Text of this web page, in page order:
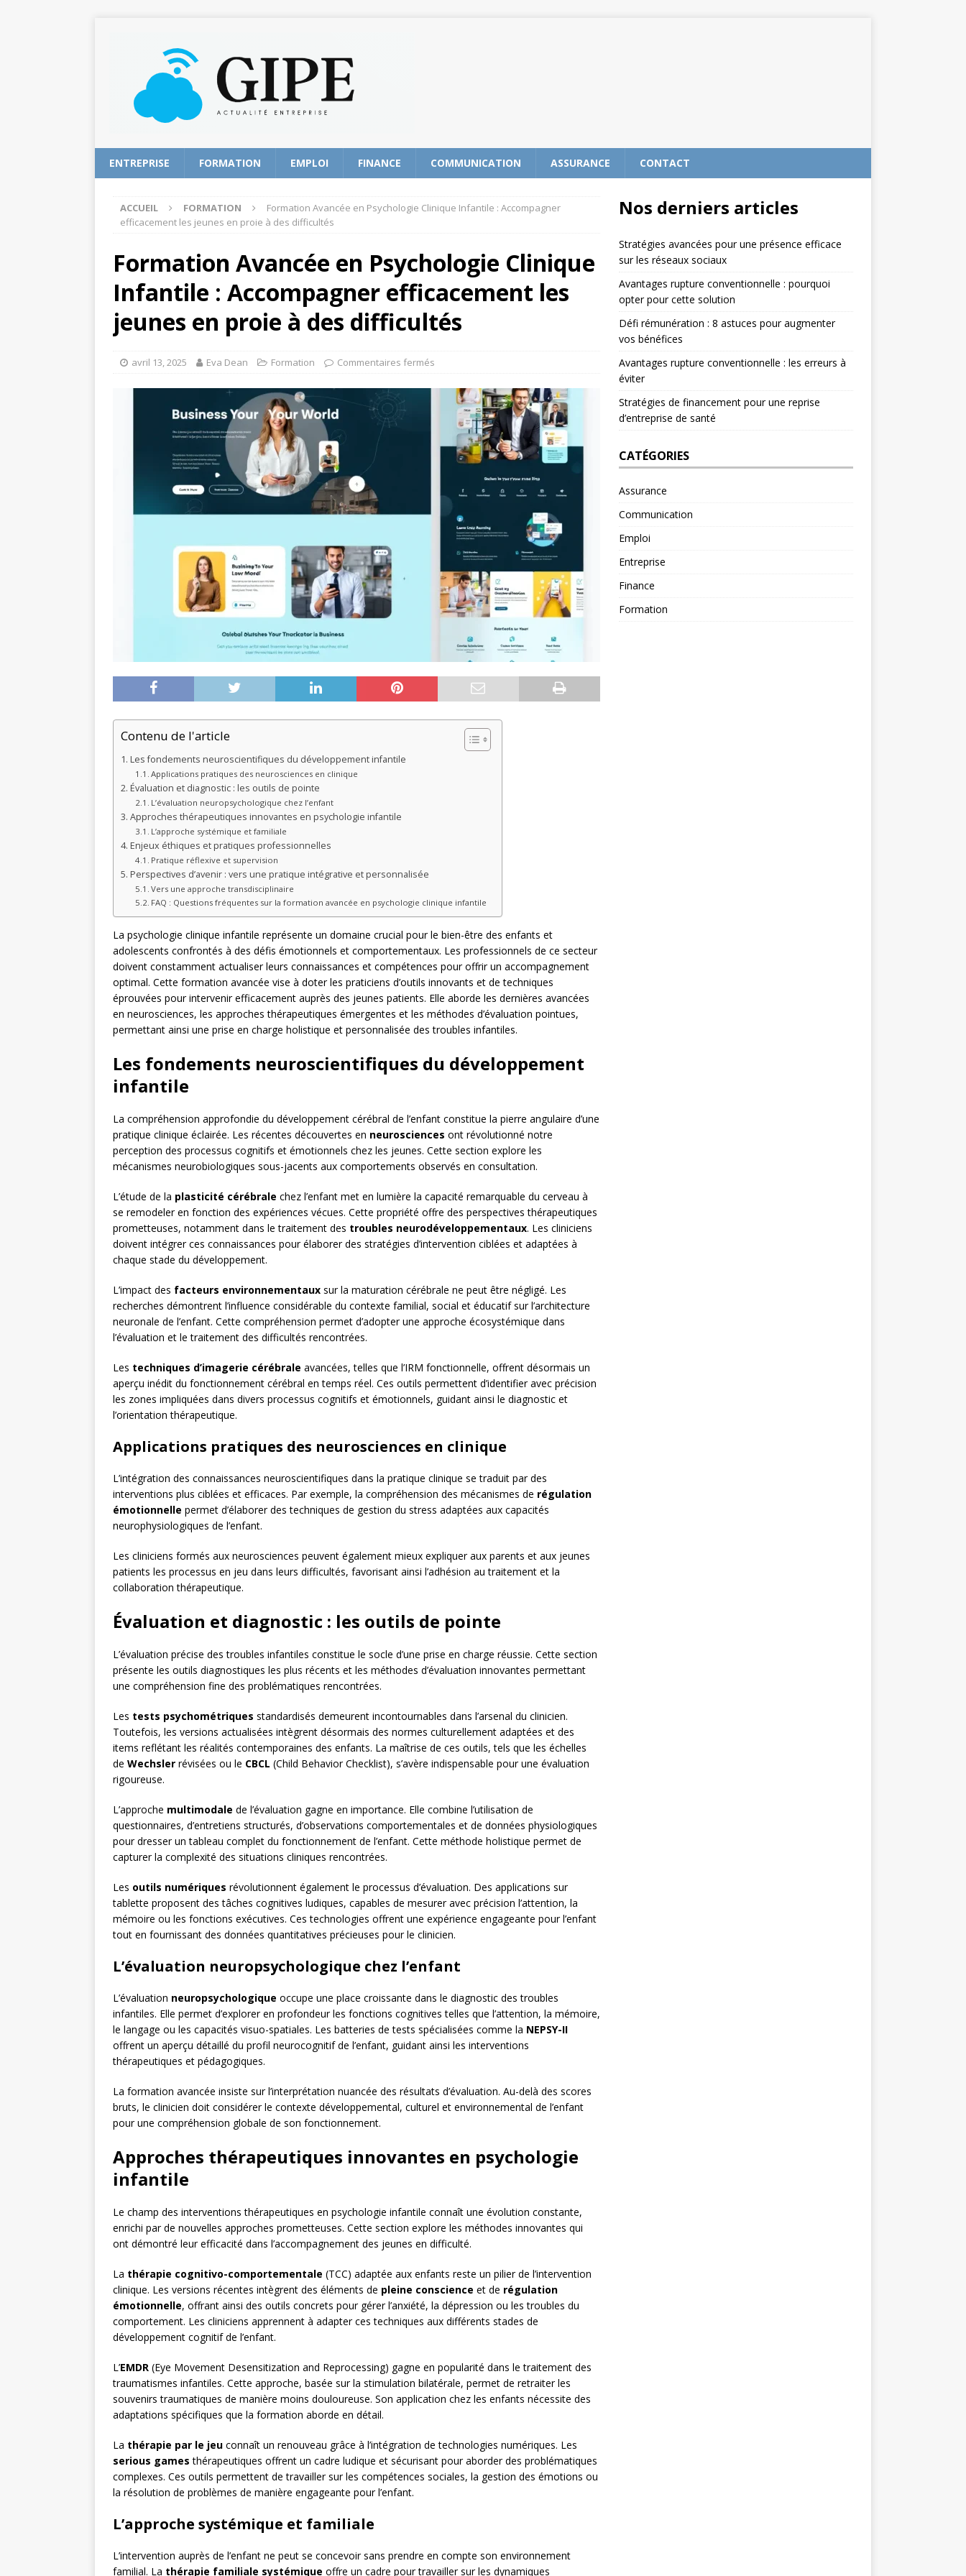
ENTREPRISE FORMATION EMPLOI FINANCE COMMUNICATION ASSURANCE CONTACT
ACCUEIL FORMATION
Formation Avancée en Psychologie Clinique Infantile : Accompagner
efficacement les jeunes en proie à des difficultés
Formation Avancée en Psychologie Clinique
Infantile : Accompagner efficacement les
jeunes en proie à des difficultés
avril 13, 2025 Eva Dean Formation Commentaires fermés
Contenu de l'article
Les fondements neuroscientifiques du développement infantile
Applications pratiques des neurosciences en clinique
Évaluation et diagnostic : les outils de pointe
L’évaluation neuropsychologique chez l’enfant
Approches thérapeutiques innovantes en psychologie infantile
L’approche systémique et familiale
Enjeux éthiques et pratiques professionnelles
Pratique réflexive et supervision
Perspectives d’avenir : vers une pratique intégrative et personnalisée
Vers une approche transdisciplinaire
FAQ : Questions fréquentes sur la formation avancée en psychologie clinique infantile
La psychologie clinique infantile représente un domaine crucial pour le bien-être des enfants et
adolescents confrontés à des défis émotionnels et comportementaux. Les professionnels de ce secteur
doivent constamment actualiser leurs connaissances et compétences pour offrir un accompagnement
optimal. Cette formation avancée vise à doter les praticiens d’outils innovants et de techniques
éprouvées pour intervenir efficacement auprès des jeunes patients. Elle aborde les dernières avancées
en neurosciences, les approches thérapeutiques émergentes et les méthodes d’évaluation pointues,
permettant ainsi une prise en charge holistique et personnalisée des troubles infantiles.
Les fondements neuroscientifiques du développement
infantile
La compréhension approfondie du développement cérébral de l’enfant constitue la pierre angulaire d’une
pratique clinique éclairée. Les récentes découvertes en neurosciences ont révolutionné notre
perception des processus cognitifs et émotionnels chez les jeunes. Cette section explore les
mécanismes neurobiologiques sous-jacents aux comportements observés en consultation.
L’étude de la plasticité cérébrale chez l’enfant met en lumière la capacité remarquable du cerveau à
se remodeler en fonction des expériences vécues. Cette propriété offre des perspectives thérapeutiques
prometteuses, notamment dans le traitement des troubles neurodéveloppementaux. Les cliniciens
doivent intégrer ces connaissances pour élaborer des stratégies d’intervention ciblées et adaptées à
chaque stade du développement.
L’impact des facteurs environnementaux sur la maturation cérébrale ne peut être négligé. Les
recherches démontrent l’influence considérable du contexte familial, social et éducatif sur l’architecture
neuronale de l’enfant. Cette compréhension permet d’adopter une approche écosystémique dans
l’évaluation et le traitement des difficultés rencontrées.
Les techniques d’imagerie cérébrale avancées, telles que l’IRM fonctionnelle, offrent désormais un
aperçu inédit du fonctionnement cérébral en temps réel. Ces outils permettent d’identifier avec précision
les zones impliquées dans divers processus cognitifs et émotionnels, guidant ainsi le diagnostic et
l’orientation thérapeutique.
Applications pratiques des neurosciences en clinique
L’intégration des connaissances neuroscientifiques dans la pratique clinique se traduit par des
interventions plus ciblées et efficaces. Par exemple, la compréhension des mécanismes de régulation
émotionnelle permet d’élaborer des techniques de gestion du stress adaptées aux capacités
neurophysiologiques de l’enfant.
Les cliniciens formés aux neurosciences peuvent également mieux expliquer aux parents et aux jeunes
patients les processus en jeu dans leurs difficultés, favorisant ainsi l’adhésion au traitement et la
collaboration thérapeutique.
Évaluation et diagnostic : les outils de pointe
L’évaluation précise des troubles infantiles constitue le socle d’une prise en charge réussie. Cette section
présente les outils diagnostiques les plus récents et les méthodes d’évaluation innovantes permettant
une compréhension fine des problématiques rencontrées.
Les tests psychométriques standardisés demeurent incontournables dans l’arsenal du clinicien.
Toutefois, les versions actualisées intègrent désormais des normes culturellement adaptées et des
items reflétant les réalités contemporaines des enfants. La maîtrise de ces outils, tels que les échelles
de Wechsler révisées ou le CBCL (Child Behavior Checklist), s’avère indispensable pour une évaluation
rigoureuse.
L’approche multimodale de l’évaluation gagne en importance. Elle combine l’utilisation de
questionnaires, d’entretiens structurés, d’observations comportementales et de données physiologiques
pour dresser un tableau complet du fonctionnement de l’enfant. Cette méthode holistique permet de
capturer la complexité des situations cliniques rencontrées.
Les outils numériques révolutionnent également le processus d’évaluation. Des applications sur
tablette proposent des tâches cognitives ludiques, capables de mesurer avec précision l’attention, la
mémoire ou les fonctions exécutives. Ces technologies offrent une expérience engageante pour l’enfant
tout en fournissant des données quantitatives précieuses pour le clinicien.
L’évaluation neuropsychologique chez l’enfant
L’évaluation neuropsychologique occupe une place croissante dans le diagnostic des troubles
infantiles. Elle permet d’explorer en profondeur les fonctions cognitives telles que l’attention, la mémoire,
le langage ou les capacités visuo-spatiales. Les batteries de tests spécialisées comme la NEPSY-II
offrent un aperçu détaillé du profil neurocognitif de l’enfant, guidant ainsi les interventions
thérapeutiques et pédagogiques.
La formation avancée insiste sur l’interprétation nuancée des résultats d’évaluation. Au-delà des scores
bruts, le clinicien doit considérer le contexte développemental, culturel et environnemental de l’enfant
pour une compréhension globale de son fonctionnement.
Approches thérapeutiques innovantes en psychologie
infantile
Le champ des interventions thérapeutiques en psychologie infantile connaît une évolution constante,
enrichi par de nouvelles approches prometteuses. Cette section explore les méthodes innovantes qui
ont démontré leur efficacité dans l’accompagnement des jeunes en difficulté.
La thérapie cognitivo-comportementale (TCC) adaptée aux enfants reste un pilier de l’intervention
clinique. Les versions récentes intègrent des éléments de pleine conscience et de régulation
émotionnelle, offrant ainsi des outils concrets pour gérer l’anxiété, la dépression ou les troubles du
comportement. Les cliniciens apprennent à adapter ces techniques aux différents stades de
développement cognitif de l’enfant.
L’EMDR (Eye Movement Desensitization and Reprocessing) gagne en popularité dans le traitement des
traumatismes infantiles. Cette approche, basée sur la stimulation bilatérale, permet de retraiter les
souvenirs traumatiques de manière moins douloureuse. Son application chez les enfants nécessite des
adaptations spécifiques que la formation aborde en détail.
La thérapie par le jeu connaît un renouveau grâce à l’intégration de technologies numériques. Les
serious games thérapeutiques offrent un cadre ludique et sécurisant pour aborder des problématiques
complexes. Ces outils permettent de travailler sur les compétences sociales, la gestion des émotions ou
la résolution de problèmes de manière engageante pour l’enfant.
L’approche systémique et familiale
L’intervention auprès de l’enfant ne peut se concevoir sans prendre en compte son environnement
familial. La thérapie familiale systémique offre un cadre pour travailler sur les dynamiques
Nos derniers articles
Stratégies avancées pour une présence efficace
sur les réseaux sociaux
Avantages rupture conventionnelle : pourquoi
opter pour cette solution
Défi rémunération : 8 astuces pour augmenter
vos bénéfices
Avantages rupture conventionnelle : les erreurs à
éviter
Stratégies de financement pour une reprise
d’entreprise de santé
CATÉGORIES
Assurance
Communication
Emploi
Entreprise
Finance
Formation